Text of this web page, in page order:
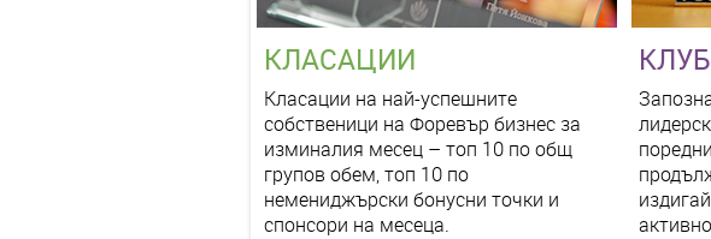
КЛАСАЦИИ
Класации на най-успешните
собственици на Форевър бизнес за
изминалия месец – топ 10 по общ
групов обем, топ 10 по
немениджърски бонусни точки и
спонсори на месеца.